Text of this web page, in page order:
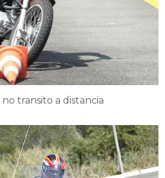
transito a distancia